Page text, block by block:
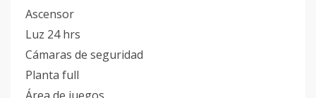
Ascensor
Luz 24 hrs
Cámaras de seguridad
Planta full